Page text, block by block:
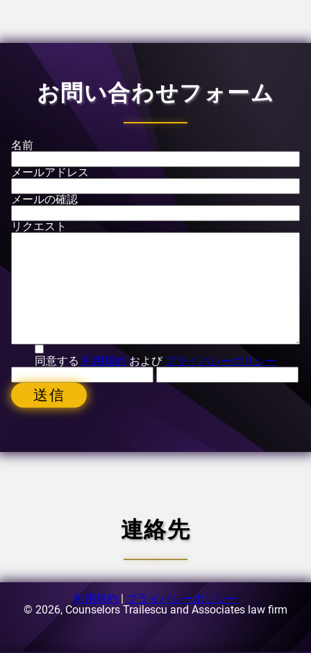
お問い合わせフォーム
名前
メールアドレス
メールの確認
リクエスト
同意する 利用規約 および プライバシーポリシー
送信
連絡先
Eメール: [email protected]
ルーマニア、ブカレスト、第1区、ブゼスティ通り
63-69番地、A3棟、5階
利用規約 | プライバシーポリシー
© 2026, Counselors Trailescu and Associates law firm